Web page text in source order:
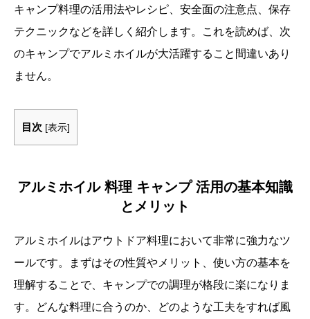
キャンプ料理の活用法やレシピ、安全面の注意点、保存
テクニックなどを詳しく紹介します。これを読めば、次
のキャンプでアルミホイルが大活躍すること間違いあり
ません。
目次 [表示]
アルミホイル 料理 キャンプ 活用の基本知識
とメリット
アルミホイルはアウトドア料理において非常に強力なツ
ールです。まずはその性質やメリット、使い方の基本を
理解することで、キャンプでの調理が格段に楽になりま
す。どんな料理に合うのか、どのような工夫をすれば風